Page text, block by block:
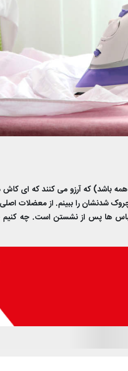
باشد) که آرزو می کنند که ای
شدنشان را ببینم. از معضلات
ها پس از نشستن است. چه